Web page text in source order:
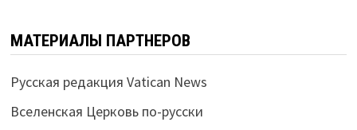
МАТЕРИАЛЫ ПАРТНЕРОВ
Русская редакция Vatican News
Вселенская Церковь по-русски